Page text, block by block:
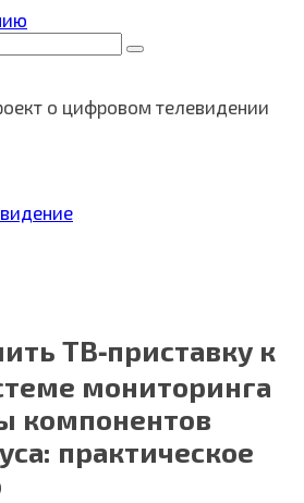
о цифровом телевидении
ТВ‑приставку к
мониторинга
компонентов
практическое